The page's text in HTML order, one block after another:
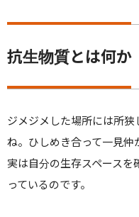
抗生物質とは何か
ジメジメした場所には所
ね。ひしめき合って一見仲
実は自分の生存スペース
っているのです。